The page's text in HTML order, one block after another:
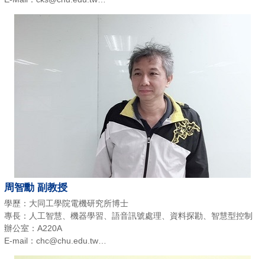
周智勳 副教授
學歷：大同工學院電機研究所博士
專長：人工智慧、機器學習、語音訊號處理、資料探勘、智慧型控制
辦公室：A220A
E-mail：chc@chu.edu.tw
電話：(03)518-6368